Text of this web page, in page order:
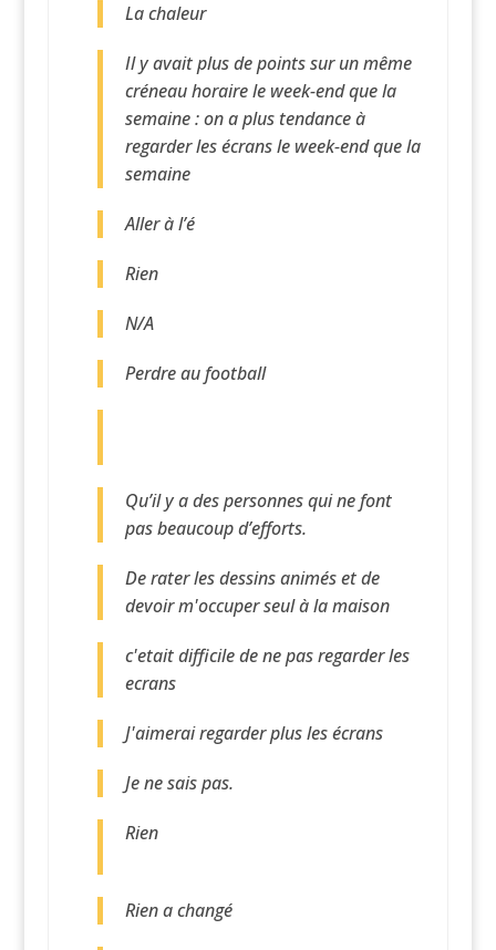
La chaleur
Il y avait plus de points sur un même
créneau horaire le week-end que la
semaine : on a plus tendance à
regarder les écrans le week-end que la
semaine
Aller à l’é
Rien
N/A
Perdre au football
Qu’il y a des personnes qui ne font
pas beaucoup d’efforts.
De rater les dessins animés et de
devoir m'occuper seul à la maison
c'etait difficile de ne pas regarder les
ecrans
J'aimerai regarder plus les écrans
Je ne sais pas.
Rien
Rien a changé